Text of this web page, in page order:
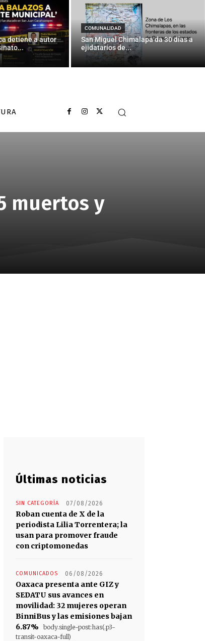
detiene a autor
COMUNALIDAD
San Miguel Chimalapa da 30 días a
ejidatarios de...
muertos y
Últimas noticias
SIN CATEGORÍA 07/08/2026
Roban cuenta de X de la
periodista Lilia Torrentera; la
usan para promover fraude
con criptomonedas
COMUNICADOS 06/08/2026
Oaxaca presenta ante GIZ y
SEDATU sus avances en
movilidad: 32 mujeres operan
BinniBus y las emisiones bajan
6.87%
body.single-post:has(.p3-
transit-oaxaca-full)